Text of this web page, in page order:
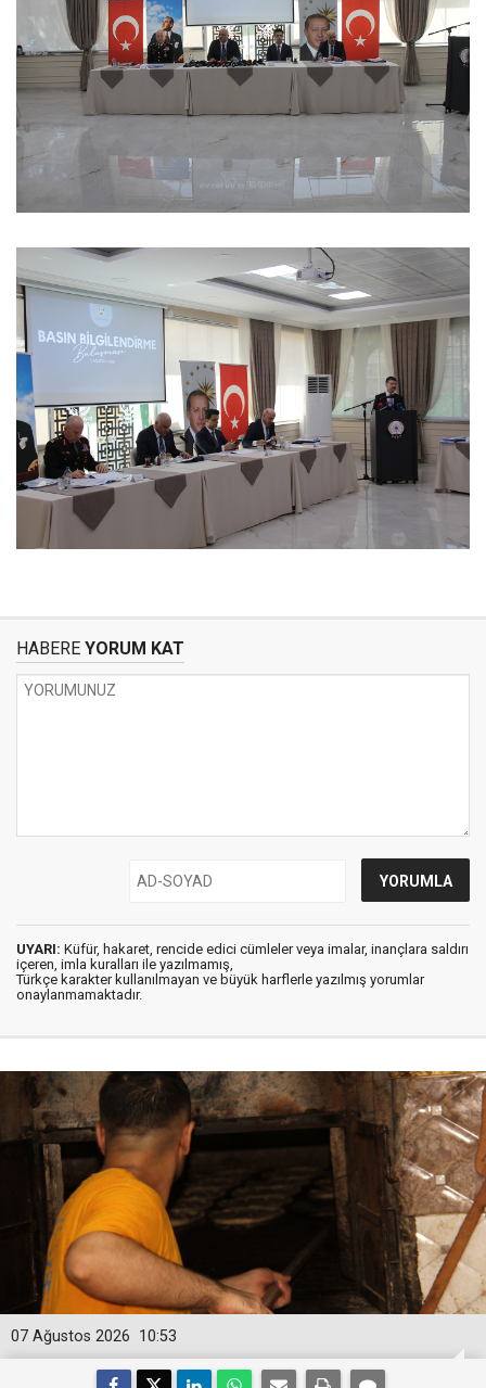
HABERE YORUM KAT
UYARI: Küfür, hakaret, rencide edici cümleler veya imalar, inançlara saldırı
içeren, imla kuralları ile yazılmamış,
Türkçe karakter kullanılmayan ve büyük harflerle yazılmış yorumlar
onaylanmamaktadır.
10:53
07 Ağustos 2026